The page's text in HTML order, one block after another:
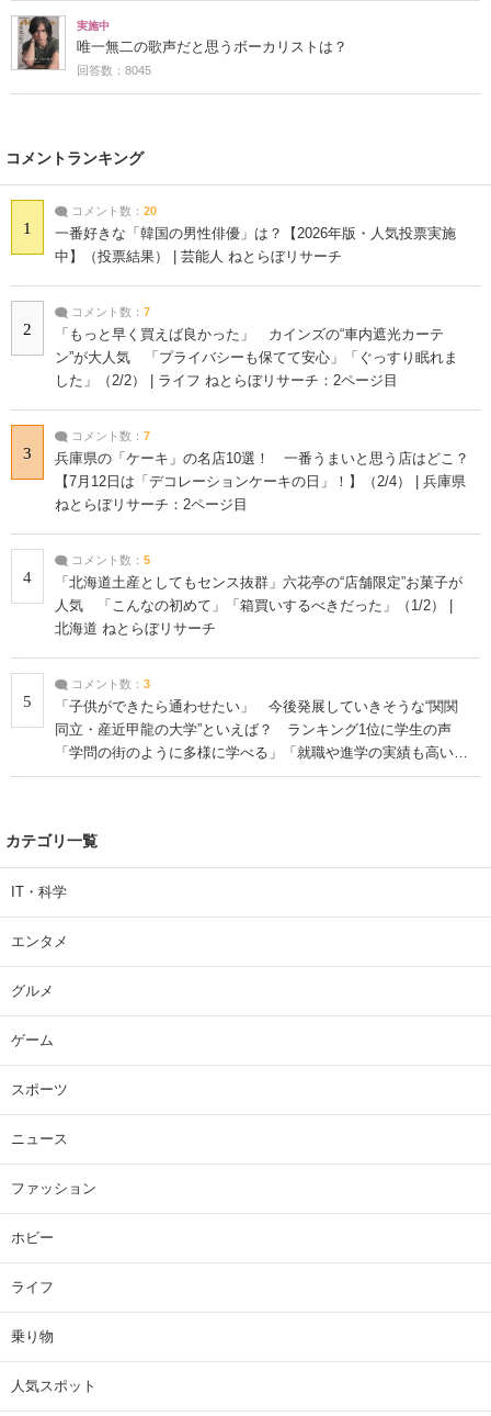
実施中
唯一無二の歌声だと思うボーカリストは？
回答数：8045
コメントランキング
1
コメント数： 20
一番好きな「韓国の男性俳優」は？【2026年版・人気投票実施
中】（投票結果） | 芸能人 ねとらぼリサーチ
2
コメント数： 7
「もっと早く買えば良かった」 カインズの“車内遮光カーテ
ン”が大人気 「プライバシーも保てて安心」「ぐっすり眠れま
した」（2/2） | ライフ ねとらぼリサーチ：2ページ目
3
コメント数： 7
兵庫県の「ケーキ」の名店10選！ 一番うまいと思う店はどこ？
【7月12日は「デコレーションケーキの日」！】（2/4） | 兵庫県
ねとらぼリサーチ：2ページ目
4
コメント数： 5
「北海道土産としてもセンス抜群」六花亭の“店舗限定”お菓子が
人気 「こんなの初めて」「箱買いするべきだった」（1/2） |
北海道 ねとらぼリサーチ
5
コメント数： 3
「子供ができたら通わせたい」 今後発展していきそうな“関関
同立・産近甲龍の大学”といえば？ ランキング1位に学生の声
「学問の街のように多様に学べる」「就職や進学の実績も高い」
| 大学 ねとらぼリサーチ
カテゴリ一覧
IT・科学
エンタメ
グルメ
ゲーム
スポーツ
ニュース
ファッション
ホビー
ライフ
乗り物
人気スポット